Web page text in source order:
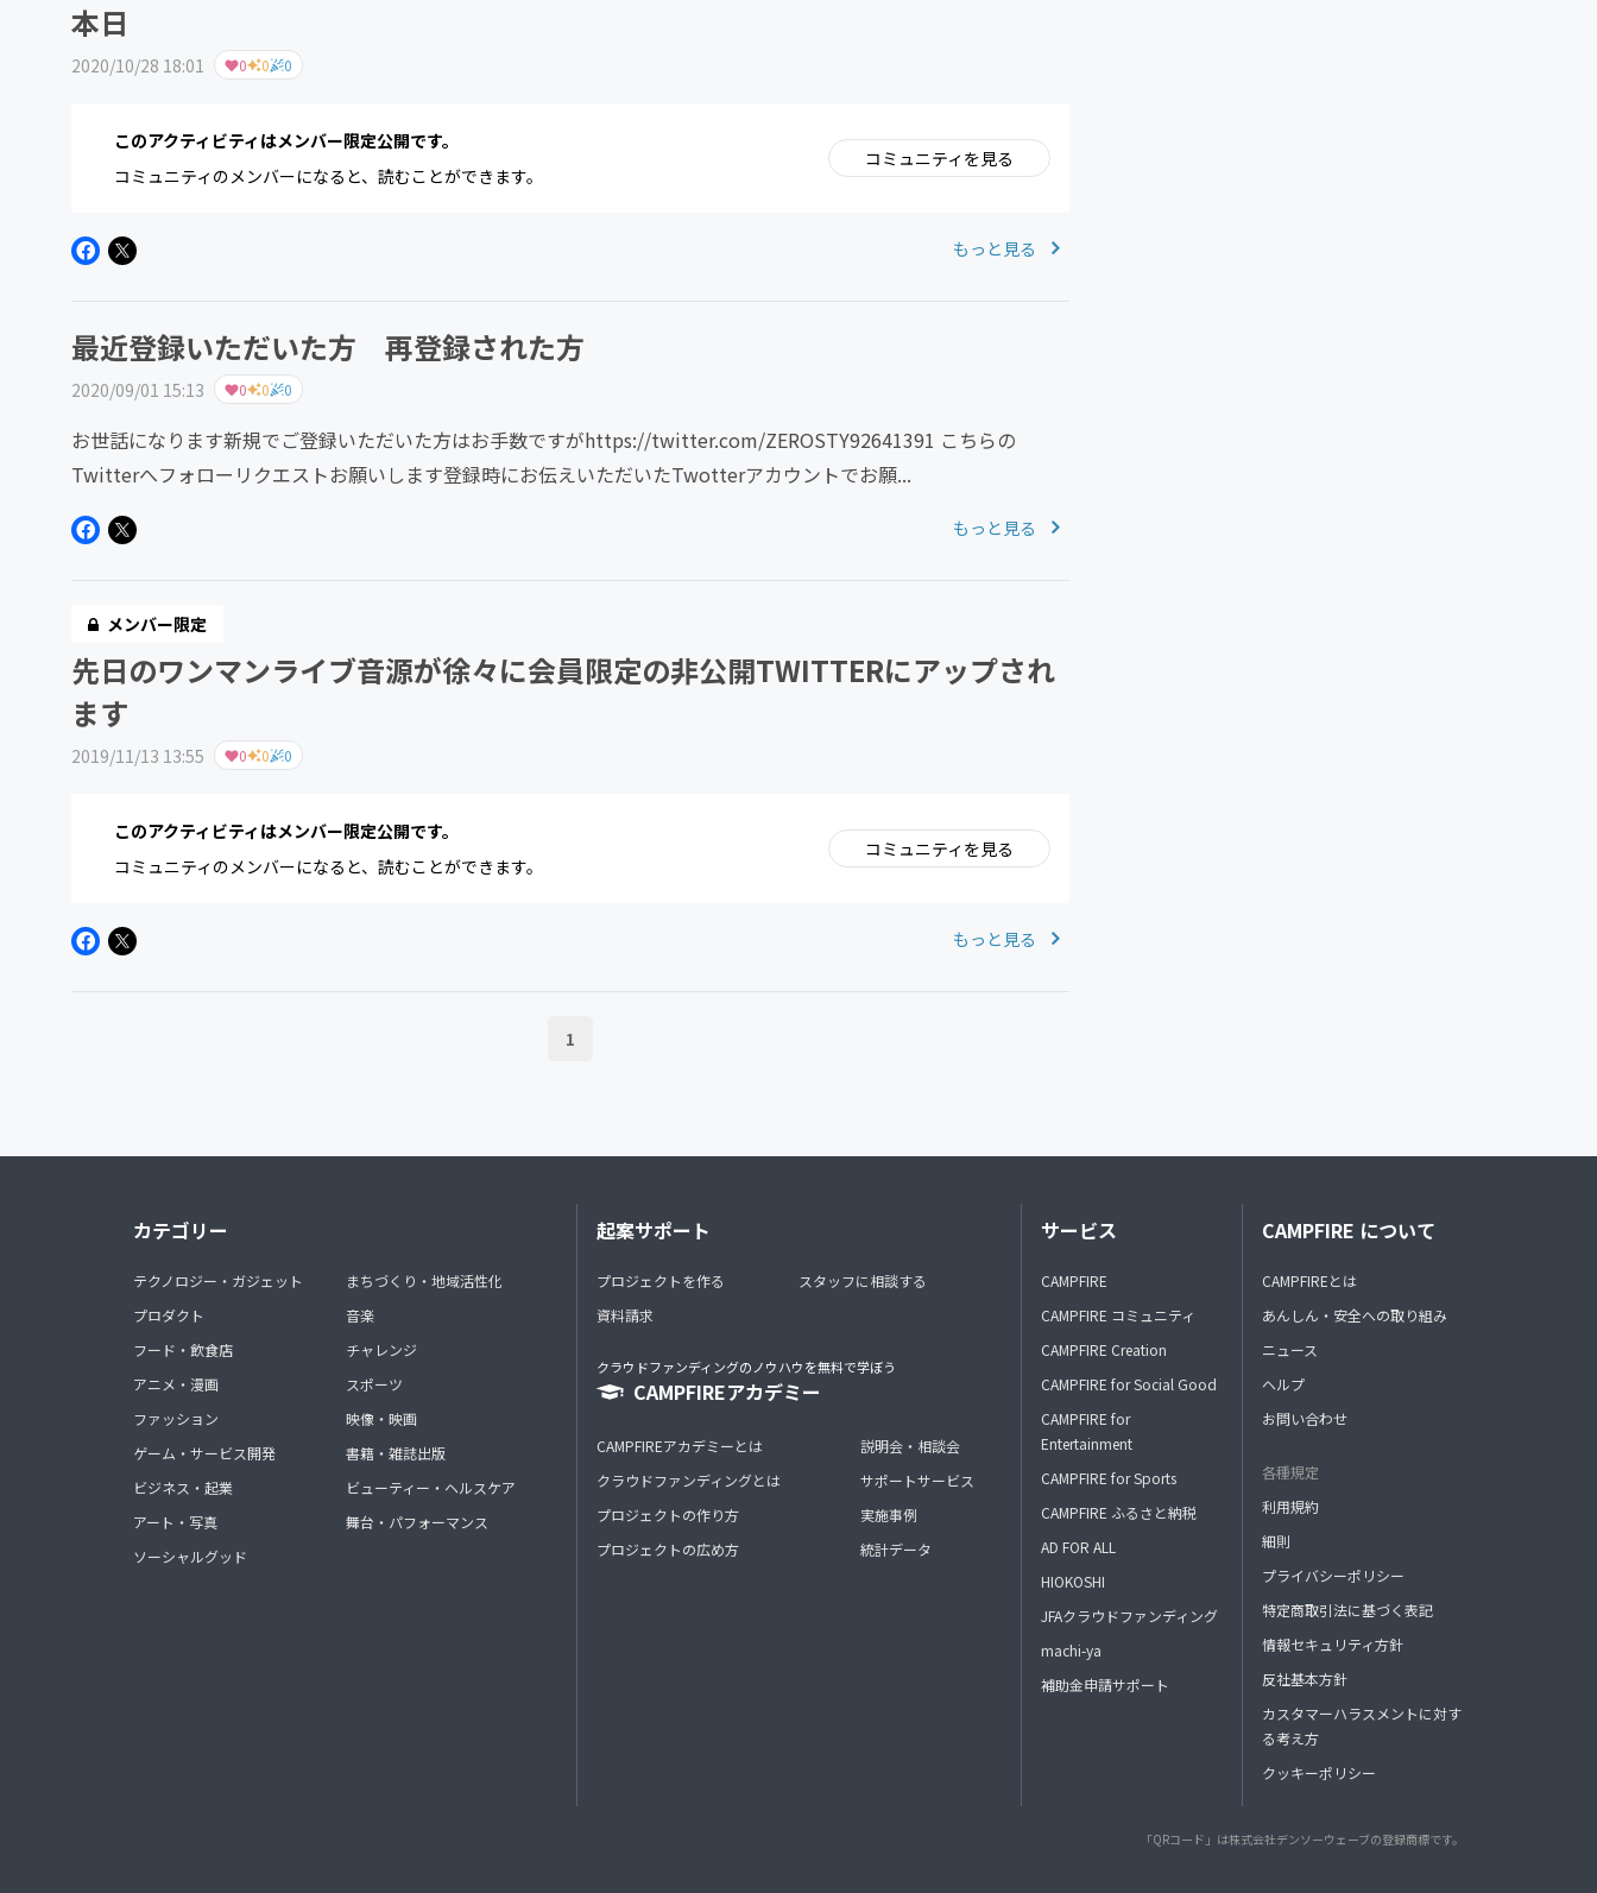
本日
2020/10/28 18:01 0 0 0
このアクティビティはメンバー限定公開です。
コミュニティのメンバーになると、読むことができます。
コミュニティを見る
もっと見る
最近登録いただいた方 再登録された方
2020/09/01 15:13 0 0 0
お世話になります新規でご登録いただいた方はお手数ですがhttps://twitter.com/ZEROSTY92641391 こちらの
Twitterへフォローリクエストお願いします登録時にお伝えいただいたTwotterアカウントでお願...
もっと見る
メンバー限定
先日のワンマンライブ音源が徐々に会員限定の非公開TWITTERにアップされ
ます
2019/11/13 13:55 0 0 0
このアクティビティはメンバー限定公開です。
コミュニティのメンバーになると、読むことができます。
コミュニティを見る
もっと見る
1
カテゴリー
テクノロジー・ガジェット
プロダクト
フード・飲食店
アニメ・漫画
ファッション
ゲーム・サービス開発
ビジネス・起業
アート・写真
ソーシャルグッド
まちづくり・地域活性化
音楽
チャレンジ
スポーツ
映像・映画
書籍・雑誌出版
ビューティー・ヘルスケア
舞台・パフォーマンス
起案サポート
プロジェクトを作る
資料請求
スタッフに相談する
クラウドファンディングのノウハウを無料で学ぼう
CAMPFIREアカデミー
CAMPFIREアカデミーとは
クラウドファンディングとは
プロジェクトの作り方
プロジェクトの広め方
説明会・相談会
サポートサービス
実施事例
統計データ
サービス
CAMPFIRE
CAMPFIRE コミュニティ
CAMPFIRE Creation
CAMPFIRE for Social Good
CAMPFIRE for
Entertainment
CAMPFIRE for Sports
CAMPFIRE ふるさと納税
AD FOR ALL
HIOKOSHI
JFAクラウドファンディング
machi-ya
補助金申請サポート
CAMPFIRE について
CAMPFIREとは
あんしん・安全への取り組み
ニュース
ヘルプ
お問い合わせ
各種規定
利用規約
細則
プライバシーポリシー
特定商取引法に基づく表記
情報セキュリティ方針
反社基本方針
カスタマーハラスメントに対す
る考え方
クッキーポリシー
「QRコード」は株式会社デンソーウェーブの登録商標です。